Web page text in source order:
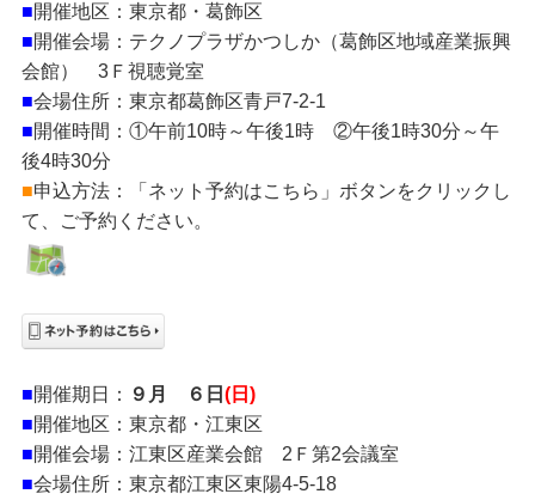
■開催地区：東京都・葛飾区
■開催会場：テクノプラザかつしか（葛飾区地域産業振興
会館） 3Ｆ視聴覚室
■会場住所：東京都葛飾区青戸7-2-1
■開催時間：①午前10時～午後1時 ②午後1時30分～午
後4時30分
■申込方法：「ネット予約はこちら」ボタンをクリックし
て、ご予約ください。
■開催期日： ９月 ６日 (日)
■開催地区：東京都・江東区
■開催会場：江東区産業会館 2Ｆ第2会議室
■会場住所：東京都江東区東陽4-5-18